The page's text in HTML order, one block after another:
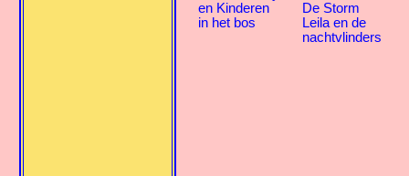
en Kinderen
in het bos
De Storm
Leila en de
nachtvlinders